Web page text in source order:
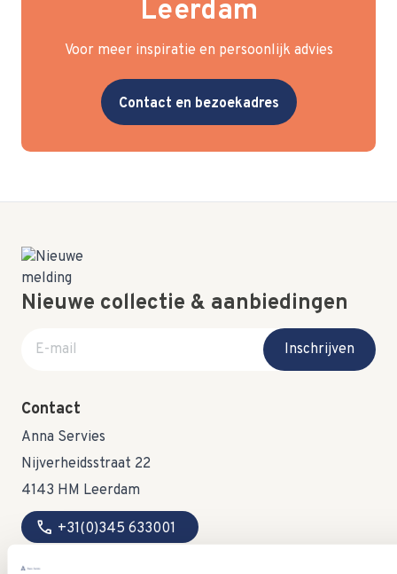
Leerdam
Voor meer inspiratie en persoonlijk advies
Contact en bezoekadres
Nieuwe collectie & aanbiedingen
E-mail adres
Inschrijven
Contact
Anna Servies
Nijverheidsstraat 22
4143 HM Leerdam
call +31(0)345 633001
mail